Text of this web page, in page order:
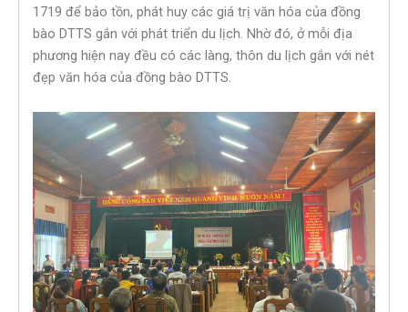
1719 để bảo tồn, phát huy các giá trị văn hóa của đồng
bào DTTS gắn với phát triển du lịch. Nhờ đó, ở mỗi địa
phương hiện nay đều có các làng, thôn du lịch gắn với nét
đẹp văn hóa của đồng bào DTTS.